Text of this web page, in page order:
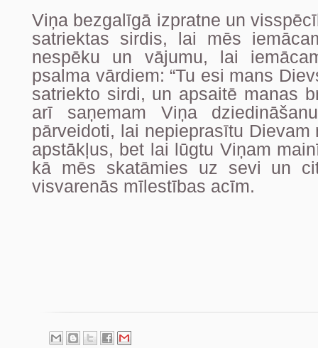
Viņa bezgalīgā izpratne un
satriektas sirdis, lai mēs
nespēku un vājumu, lai
psalma vārdiem: “Tu esi mans
satriekto sirdi, un apsaitē manas
arī saņemam Viņa
pārveidoti, lai nepieprasītu
apstākļus, bet lai lūgtu Viņam
kā mēs skatāmies uz sevi un
visvarenās mīlestības acīm.